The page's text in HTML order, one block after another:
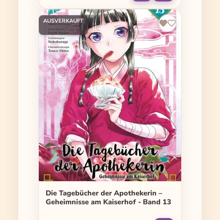
AUSVERKAUFT
Die Tagebücher der Apothekerin –
Geheimnisse am Kaiserhof - Band 13